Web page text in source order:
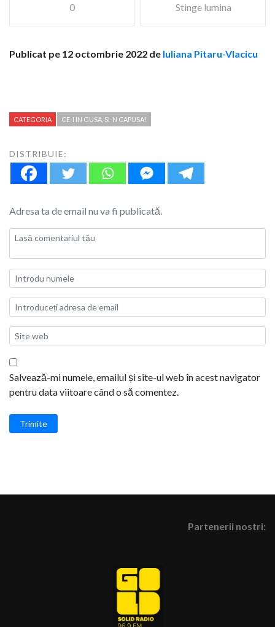
0 Stinge lumina
Publicat pe 12 octombrie 2022 de Iuliana Pitaru-Vlacicu
CATEGORIA CE-I IN GUSA, SI-N CAPUSA!
DISTRIBUIE:
Adresa ta de email nu va fi publicată.
Salvează-mi numele, emailul și site-ul web în acest navigator
pentru data viitoare când o să comentez.
Trimite
Partenerii nostri: